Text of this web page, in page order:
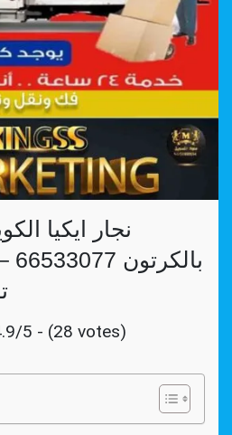
نجار ايكيا
5 - (28 votes)